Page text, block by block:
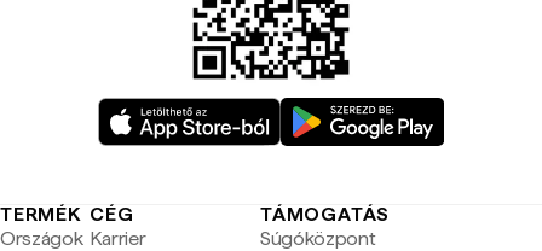
TERMÉK
Országok
CÉG
Karrier
TÁMOGATÁS
Súgóközpont